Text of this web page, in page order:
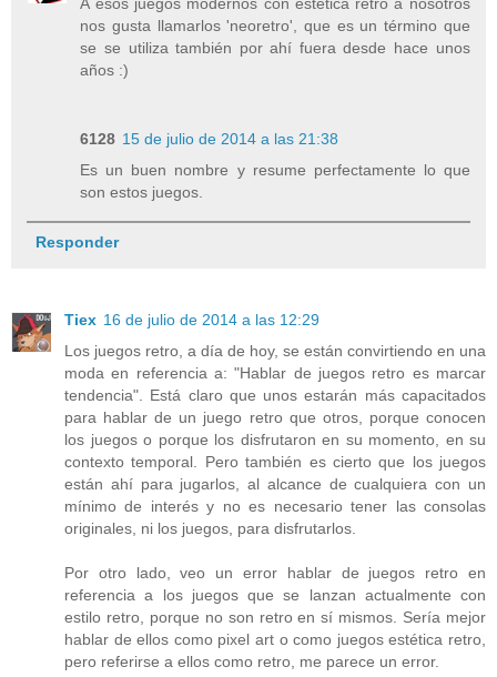
nos gusta llamarlos 'neoretro', que es un término que
se se utiliza también por ahí fuera desde hace unos
años :)
6128 15 de julio de 2014 a las 21:38
Es un buen nombre y resume perfectamente lo que
son estos juegos.
Responder
Tiex 16 de julio de 2014 a las 12:29
Los juegos retro, a día de hoy, se están convirtiendo en una
moda en referencia a: "Hablar de juegos retro es marcar
tendencia". Está claro que unos estarán más capacitados
para hablar de un juego retro que otros, porque conocen
los juegos o porque los disfrutaron en su momento, en su
contexto temporal. Pero también es cierto que los juegos
están ahí para jugarlos, al alcance de cualquiera con un
mínimo de interés y no es necesario tener las consolas
originales, ni los juegos, para disfrutarlos.
Por otro lado, veo un error hablar de juegos retro en
referencia a los juegos que se lanzan actualmente con
estilo retro, porque no son retro en sí mismos. Sería mejor
hablar de ellos como pixel art o como juegos estética retro,
pero referirse a ellos como retro, me parece un error.